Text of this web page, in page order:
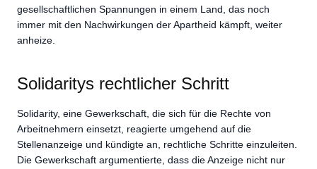
gesellschaftlichen Spannungen in einem Land, das noch
immer mit den Nachwirkungen der Apartheid kämpft, weiter
anheize.
Solidaritys rechtlicher Schritt
Solidarity, eine Gewerkschaft, die sich für die Rechte von
Arbeitnehmern einsetzt, reagierte umgehend auf die
Stellenanzeige und kündigte an, rechtliche Schritte einzuleiten.
Die Gewerkschaft argumentierte, dass die Anzeige nicht nur